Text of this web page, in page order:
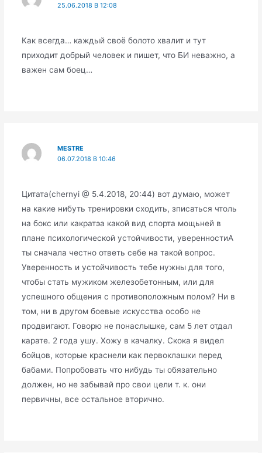
25.06.2018 В 12:08
Как всегда… каждый своё болото хвалит и тут
приходит добрый человек и пишет, что БИ неважно, а
важен сам боец…
MESTRE
06.07.2018 В 10:46
Цитата(chernyi @ 5.4.2018, 20:44) вот думаю, может
на какие нибуть тренировки сходить, зписаться чтоль
на бокс или какратэа какой вид спорта мощьней в
плане психологической устойчивости, уверенностиА
ты сначала честно ответь себе на такой вопрос.
Уверенность и устойчивость тебе нужны для того,
чтобы стать мужиком железобетонным, или для
успешного общения с противоположным полом? Ни в
том, ни в другом боевые искусства особо не
продвигают. Говорю не понаслышке, сам 5 лет отдал
карате. 2 года ушу. Хожу в качалку. Скока я видел
бойцов, которые краснели как первоклашки перед
бабами. Попробовать что нибудь ты обязательно
должен, но не забывай про свои цели т. к. они
первичны, все остальное вторично.